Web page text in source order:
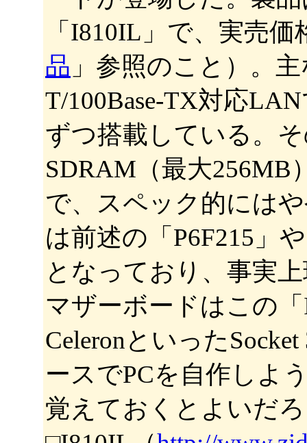
「I810IL」で、実売
品 」参照のこと）。
T/100Base-TX対応
ずつ搭載している。
SDRAM（最大256MB
で、スペック的には
は前述の「P6F215」
となっており、事実上
マザーボードはこの
Celeronといった
ースでPCを自作しよ
覚えておくとよいだ